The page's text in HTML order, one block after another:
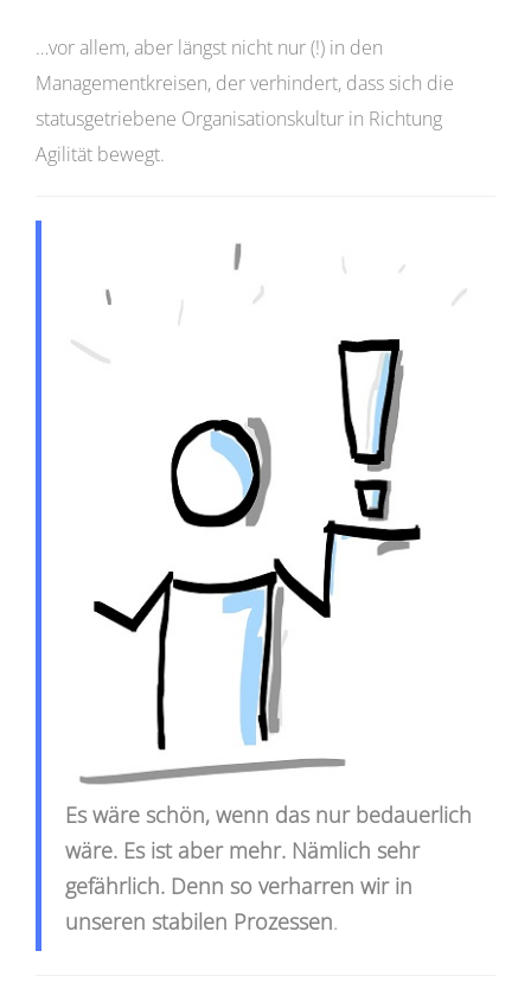
…vor allem, aber längst nicht nur (!) in den
Managementkreisen, der verhindert, dass sich die
statusgetriebene Organisationskultur in Richtung
Agilität bewegt.
Es wäre schön, wenn das nur bedauerlich
wäre. Es ist aber mehr. Nämlich sehr
gefährlich. Denn so verharren wir in
unseren stabilen Prozessen.